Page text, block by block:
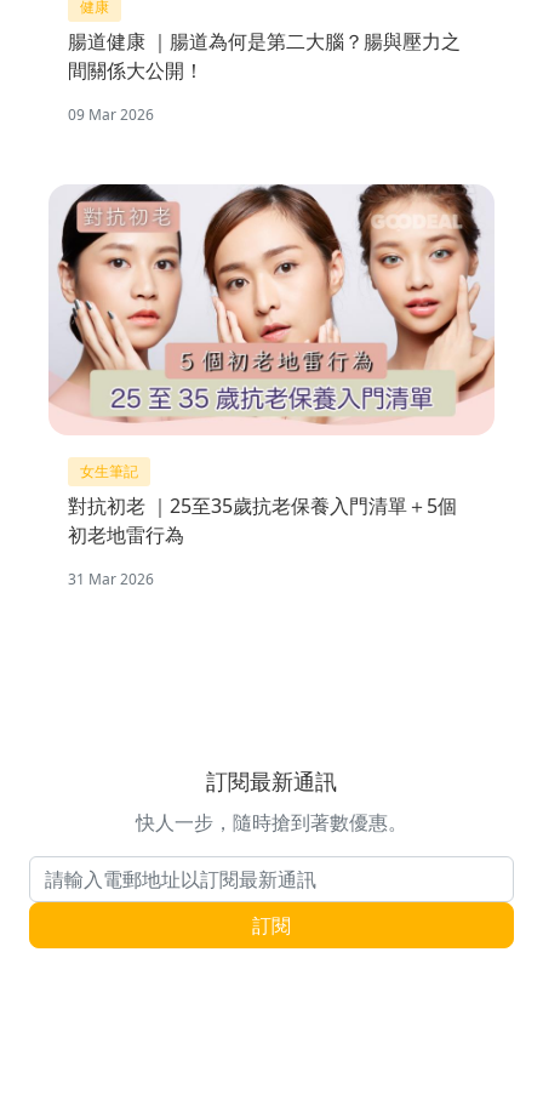
健康
腸道健康 ｜腸道為何是第二大腦？腸與壓力之
間關係大公開！
09 Mar 2026
女生筆記
對抗初老 ｜25至35歲抗老保養入門清單＋5個
初老地雷行為
31 Mar 2026
訂閱最新通訊
快人一步，隨時搶到著數優惠。
電郵地址 訂閱